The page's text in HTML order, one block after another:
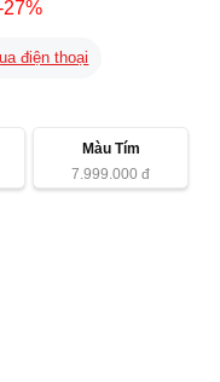
27%
điện thoại
Màu Tím
7.999.000 đ